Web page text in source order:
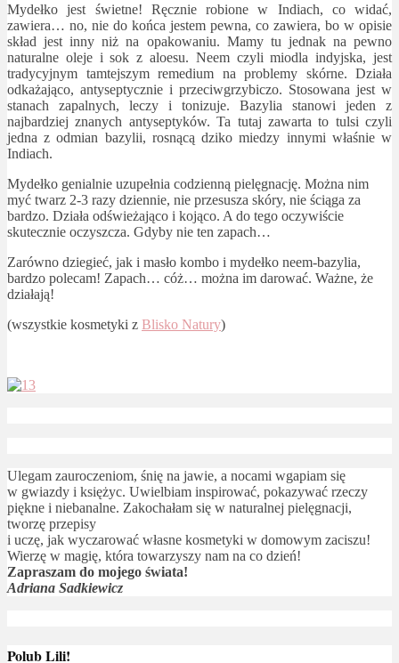
Mydełko jest świetne! Ręcznie robione w Indiach, co widać,
zawiera… no, nie do końca jestem pewna, co zawiera, bo w opisie
skład jest inny niż na opakowaniu. Mamy tu jednak na pewno
naturalne oleje i sok z aloesu. Neem czyli miodla indyjska, jest
tradycyjnym tamtejszym remedium na problemy skórne. Działa
odkażająco, antyseptycznie i przeciwgrzybiczo. Stosowana jest w
stanach zapalnych, leczy i tonizuje. Bazylia stanowi jeden z
najbardziej znanych antyseptyków. Ta tutaj zawarta to tulsi czyli
jedna z odmian bazylii, rosnącą dziko miedzy innymi właśnie w
Indiach.
Mydełko genialnie uzupełnia codzienną pielęgnację. Można nim
myć twarz 2-3 razy dziennie, nie przesusza skóry, nie ściąga za
bardzo. Działa odświeżająco i kojąco. A do tego oczywiście
skutecznie oczyszcza. Gdyby nie ten zapach…
Zarówno dziegieć, jak i masło kombo i mydełko neem-bazylia,
bardzo polecam! Zapach… cóż… można im darować. Ważne, że
działają!
(wszystkie kosmetyki z Blisko Natury)
Ulegam zauroczeniom, śnię na jawie, a nocami wgapiam się
w gwiazdy i księżyc. Uwielbiam inspirować, pokazywać rzeczy
piękne i niebanalne. Zakochałam się w naturalnej pielęgnacji,
tworzę przepisy
i uczę, jak wyczarować własne kosmetyki w domowym zaciszu!
Wierzę w magię, która towarzyszy nam na co dzień!
Zapraszam do mojego świata!
Adriana Sadkiewicz
Polub Lili!